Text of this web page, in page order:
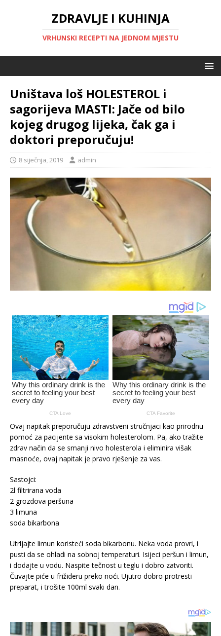
ZDRAVLJE I KUHINJA
VRHUNSKI RECEPTI NA JEDNOM MJESTU
Uništava loš HOLESTEROL i
sagorijeva MASTI: Jače od bilo
kojeg drugog lijeka, čak ga i
doktori preporučuju!
8 siječnja, 2019 admin
Ovaj napitak preporučuju zdravstveni stručnjaci kao prirodnu
pomoć za pacijente sa visokim holesterolom. Pa, ako tražite
zdrav način da se smanji nivo holesterola i eliminira višak
masnoće, ovaj napitak je pravo rješenje za vas.
Sastojci:
2l filtrirana voda
2 grozdova peršuna
3 limuna
soda bikarbona
Utrljajte limun koristeći soda bikarbonu. Neka voda provri, i
pusti da se ohladi na sobnoj temperaturi. Isijeci peršun i limun,
i dodajte u vodu. Naspite tečnost u teglu i dobro zatvoriti.
Čuvajte piće u frižideru preko noći. Ujutro dobro protresti
preparat, i trošite 100ml svaki dan.